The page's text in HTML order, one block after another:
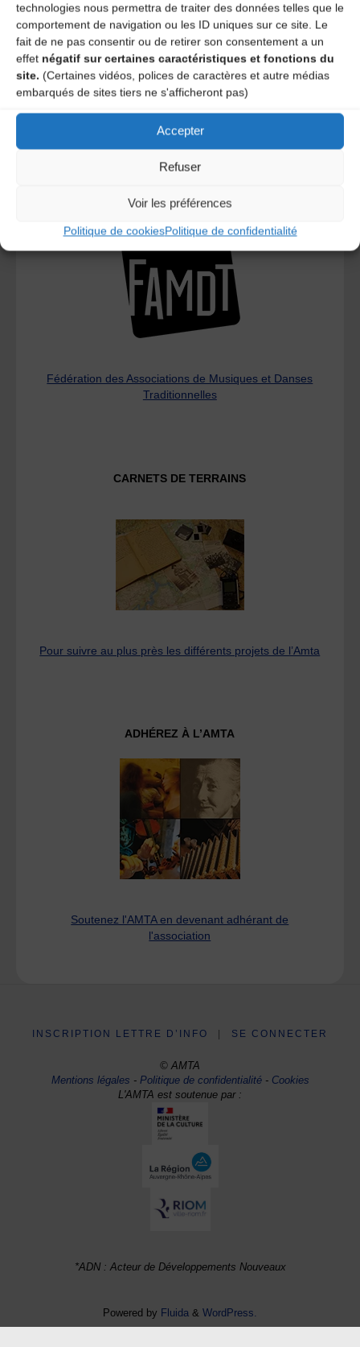
technologies nous permettra de traiter des données telles que le
comportement de navigation ou les ID uniques sur ce site. Le
fait de ne pas consentir ou de retirer son consentement a un
effet négatif sur certaines caractéristiques et fonctions du
site. (Certaines vidéos, polices de caractères et autre médias
embarqués de sites tiers ne s'afficheront pas)
Accepter
Refuser
Voir les préférences
Politique de cookiesPolitique de confidentialité
Le distributeur des musiques Trad'
Fédération des Associations de Musiques et Danses
Traditionnelles
CARNETS DE TERRAINS
Pour suivre au plus près les différents projets de l’Amta
ADHÉREZ À L’AMTA
Soutenez l'AMTA en devenant adhérant de
l'association
INSCRIPTION LETTRE D’INFO SE CONNECTER
© AMTA
Mentions légales -Politique de confidentialité- Cookies
L'AMTA est soutenue par :
*ADN : Acteur de Développements Nouveaux
Powered by Fluida & WordPress.